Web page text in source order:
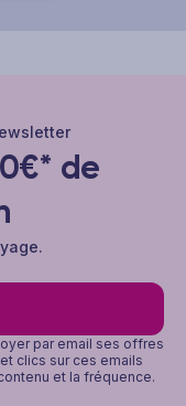
de
par email ses offres
clics sur ces emails
et la fréquence.